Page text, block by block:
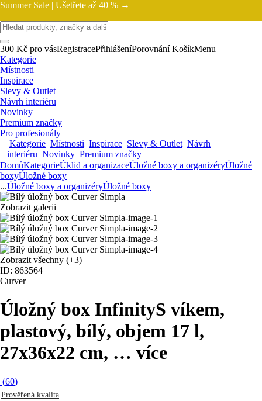
Summer Sale | Ušetřete až 40 % →
300 Kč pro vásRegistracePřihlášeníPorovnání KošíkMenu
Kategorie
Místnosti
Inspirace
Slevy & Outlet
Návrh interiéru
Novinky
Premium značky
Pro profesionály
Kategorie Místnosti Inspirace Slevy & Outlet Návrh
interiéru Novinky Premium značky
DomůKategorieÚklid a organizaceÚložné boxy a organizéryÚložné
boxyÚložné boxy
...Úložné boxy a organizéryÚložné boxy
Zobrazit galerii
Zobrazit všechny (+3)
ID: 863564
Curver
Úložný box InfinityS víkem,
plastový, bílý, objem 17 l,
27x36x22 cm, … více
(60)
Prověřená kvalita